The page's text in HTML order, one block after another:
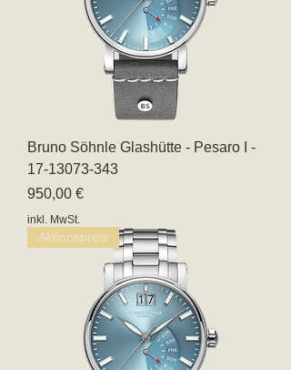
Bruno Söhnle Glashütte - Pesaro I -
17-13073-343
Preis
950,00 €
inkl. MwSt.
Aktionspreis